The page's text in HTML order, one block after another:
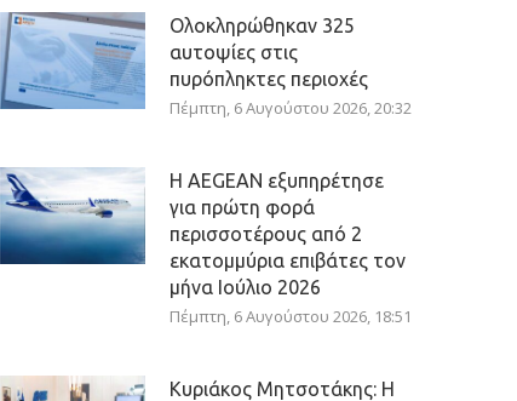
Ολοκληρώθηκαν 325
αυτοψίες στις
πυρόπληκτες περιοχές
Πέμπτη, 6 Αυγούστου 2026, 20:32
Η AEGEAN εξυπηρέτησε
για πρώτη φορά
περισσοτέρους από 2
εκατομμύρια επιβάτες τον
μήνα Ιούλιο 2026
Πέμπτη, 6 Αυγούστου 2026, 18:51
Κυριάκος Μητσοτάκης: Η